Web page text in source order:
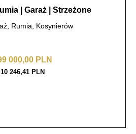
| Garaż | Strzeżone
Rumia, Kosynierów
000,00 PLN
10 246,41 PLN